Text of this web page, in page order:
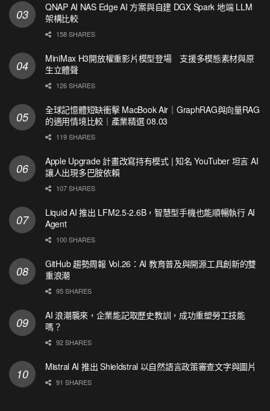
QNAP AI NAS Edge AI 方案與自建 DGX Spark 地端 LLM
架構比較
158 SHARES
MiniMax H3開放權重影片模型登場 支援多模態素材與原
生立體聲
126 SHARES
全球記憶體短缺衝擊 MacBook Air｜GraphRAG與向量RAG
的適用情境比較｜產業精選 08.03
119 SHARES
Apple Upgrade 計畫改寫持有模式 | 知名 YouTuber 坦言 AI
讓人出現多巴胺依賴
107 SHARES
Liquid AI 推出 LFM2.5-2.6B，智慧型手機也能順暢執行 AI
Agent
100 SHARES
GitHub 趨勢周報 Vol.26：AI 教育普及與開源工具創新的雙
重浪潮
95 SHARES
AI 浪潮襲來，企業能記取歷史教訓，成功重塑勞工技能
嗎？
92 SHARES
Mistral AI 推出 Shieldstral 以自然語言政策審查文字與圖片
91 SHARES